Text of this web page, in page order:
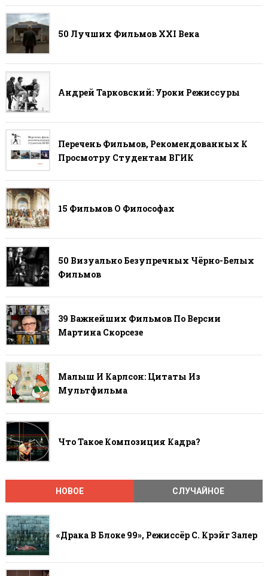
50 Лучших Фильмов ХХI Века
Андрей Тарковский: Уроки Режиссуры
Перечень Фильмов, Рекомендованных К
Просмотру Студентам ВГИК
15 Фильмов О Философах
50 Визуально Безупречных Чёрно-Белых
Фильмов
39 Важнейших Фильмов По Версии
Мартина Скорсезе
Малыш И Карлсон: Цитаты Из
Мультфильма
Что Такое Композиция Кадра?
НОВОЕ СЛУЧАЙНОЕ
«Драка В Блоке 99», Режиссёр С. Крэйг Залер